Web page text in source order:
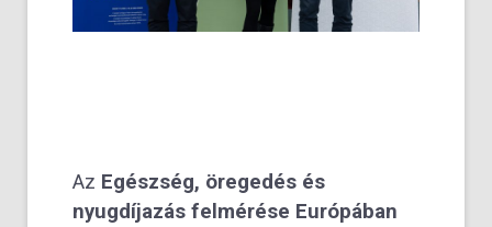
Az Egészség, öregedés és
nyugdíjazás felmérése Európában